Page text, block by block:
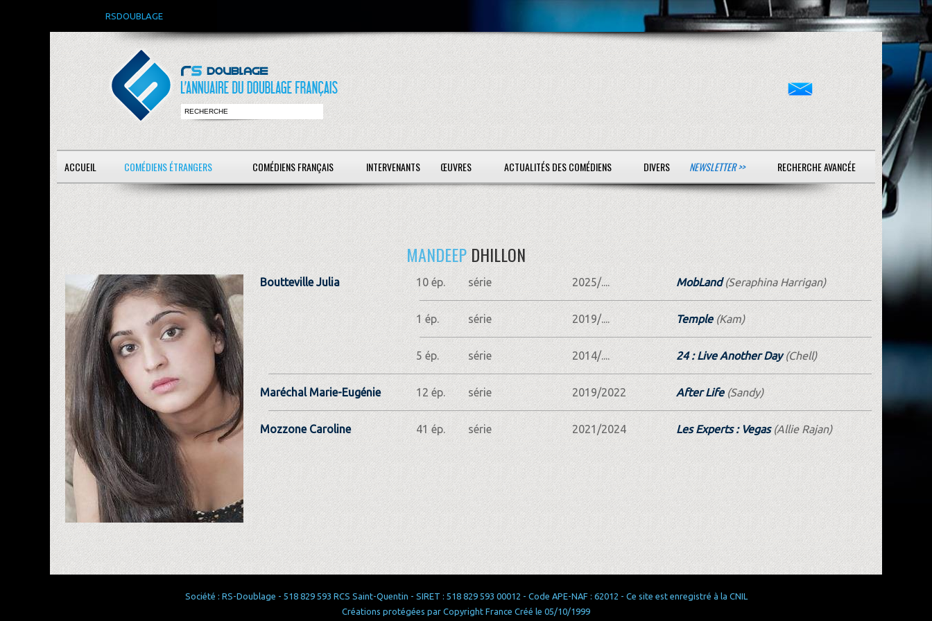
RSDOUBLAGE
ACCUEIL COMÉDIENS ÉTRANGERS COMÉDIENS FRANÇAIS INTERVENANTS ŒUVRES ACTUALITÉS DES COMÉDIENS DIVERS NEWSLETTER >> RECHERCHE AVANCÉE
MANDEEPDHILLON
Boutteville Julia 10 ép. série 2025/.... MobLand(Seraphina Harrigan)
1 ép. série 2019/.... Temple(Kam)
5 ép. série 2014/.... 24 : Live Another Day(Chell)
Maréchal Marie-Eugénie 12 ép. série 2019/2022 After Life(Sandy)
Mozzone Caroline 41 ép. série 2021/2024 Les Experts : Vegas(Allie Rajan)
Société : RS-Doublage - 518 829 593 RCS Saint-Quentin - SIRET : 518 829 593 00012 - Code APE-NAF : 62012 - Ce site est enregistré à la CNIL
Créations protégées par Copyright France Créé le 05/10/1999